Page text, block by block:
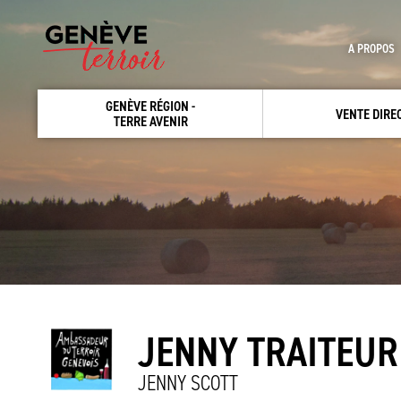
GENÈVE RÉGION -
TERRE AVENIR
VENTE
A PROPOS
JENNY
JENNY SCOTT